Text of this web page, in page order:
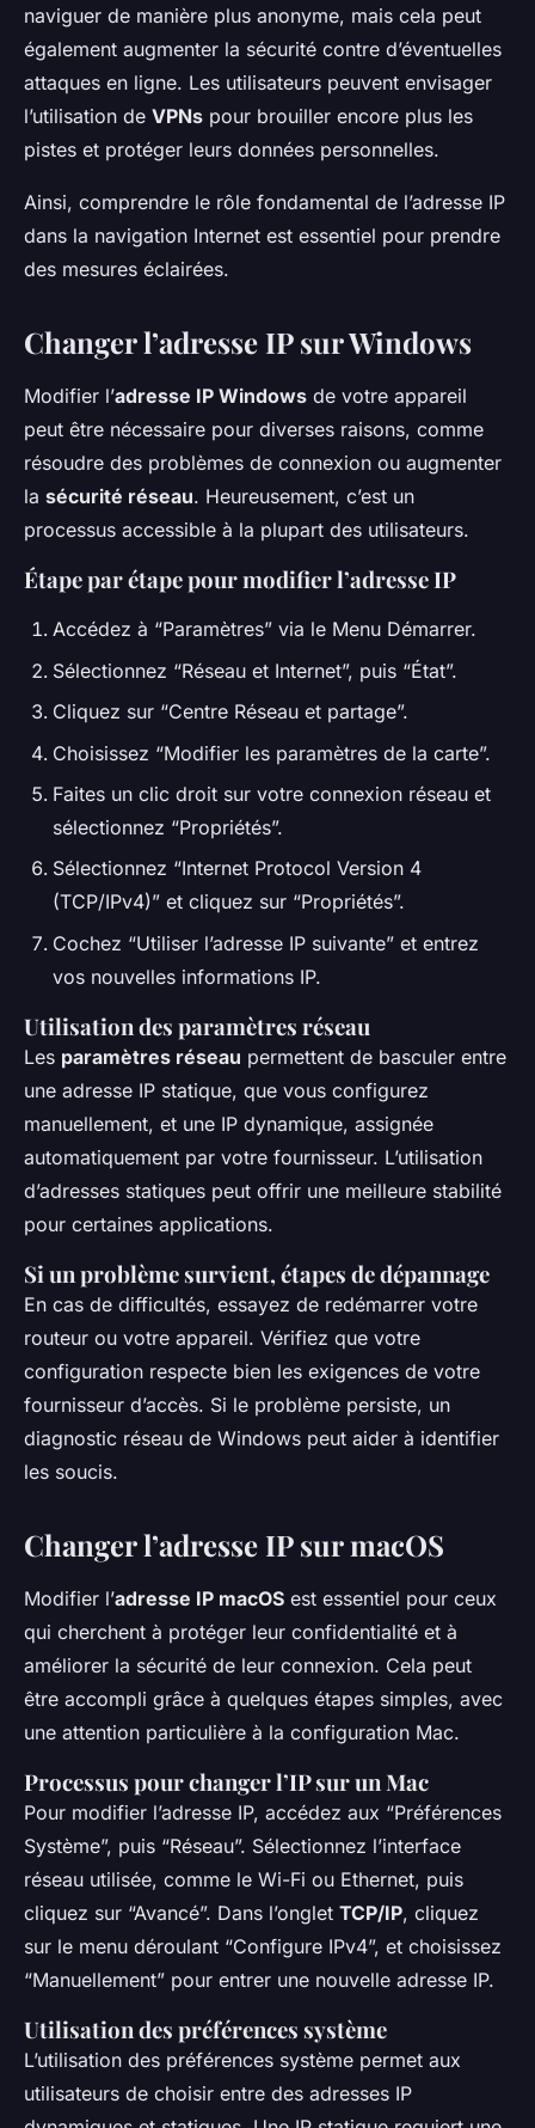
naviguer de manière plus anonyme, mais cela peut
également augmenter la sécurité contre d’éventuelles
attaques en ligne. Les utilisateurs peuvent envisager
l’utilisation de VPNs pour brouiller encore plus les
pistes et protéger leurs données personnelles.
Ainsi, comprendre le rôle fondamental de l’adresse IP
dans la navigation Internet est essentiel pour prendre
des mesures éclairées.
Changer l’adresse IP sur Windows
Modifier l’adresse IP Windows de votre appareil
peut être nécessaire pour diverses raisons, comme
résoudre des problèmes de connexion ou augmenter
la sécurité réseau. Heureusement, c’est un
processus accessible à la plupart des utilisateurs.
Étape par étape pour modifier l’adresse IP
Accédez à “Paramètres” via le Menu Démarrer.
Sélectionnez “Réseau et Internet”, puis “État”.
Cliquez sur “Centre Réseau et partage”.
Choisissez “Modifier les paramètres de la carte”.
Faites un clic droit sur votre connexion réseau et
sélectionnez “Propriétés”.
Sélectionnez “Internet Protocol Version 4
(TCP/IPv4)” et cliquez sur “Propriétés”.
Cochez “Utiliser l’adresse IP suivante” et entrez
vos nouvelles informations IP.
Utilisation des paramètres réseau
Les paramètres réseau permettent de basculer entre
une adresse IP statique, que vous configurez
manuellement, et une IP dynamique, assignée
automatiquement par votre fournisseur. L’utilisation
d’adresses statiques peut offrir une meilleure stabilité
pour certaines applications.
Si un problème survient, étapes de dépannage
En cas de difficultés, essayez de redémarrer votre
routeur ou votre appareil. Vérifiez que votre
configuration respecte bien les exigences de votre
fournisseur d’accès. Si le problème persiste, un
diagnostic réseau de Windows peut aider à identifier
les soucis.
Changer l’adresse IP sur macOS
Modifier l’adresse IP macOS est essentiel pour ceux
qui cherchent à protéger leur confidentialité et à
améliorer la sécurité de leur connexion. Cela peut
être accompli grâce à quelques étapes simples, avec
une attention particulière à la configuration Mac.
Processus pour changer l’IP sur un Mac
Pour modifier l’adresse IP, accédez aux “Préférences
Système”, puis “Réseau”. Sélectionnez l’interface
réseau utilisée, comme le Wi-Fi ou Ethernet, puis
cliquez sur “Avancé”. Dans l’onglet TCP/IP, cliquez
sur le menu déroulant “Configure IPv4”, et choisissez
“Manuellement” pour entrer une nouvelle adresse IP.
Utilisation des préférences système
L’utilisation des préférences système permet aux
utilisateurs de choisir entre des adresses IP